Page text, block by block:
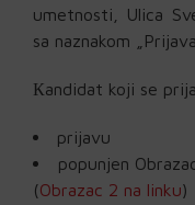
umetnosti, Ulica
sa naznakom
Кandidat koji se
prijavu
popunjen
(Obrazac 2 na linku)